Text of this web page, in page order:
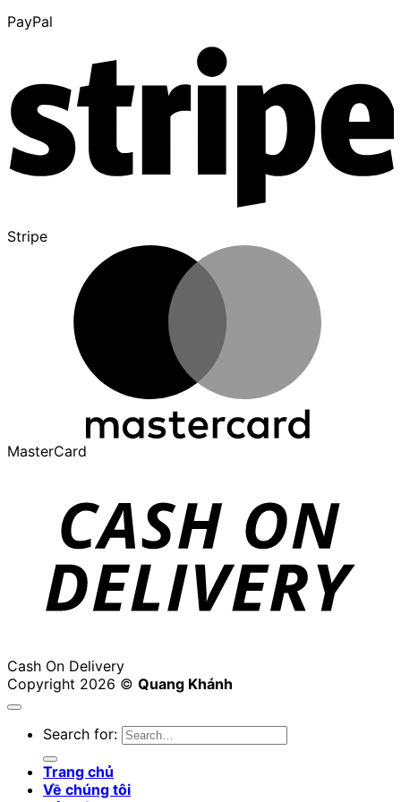
PayPal
Stripe
MasterCard
Cash On Delivery
Copyright 2026 © Quang Khánh
Search for:
Trang chủ
Về chúng tôi